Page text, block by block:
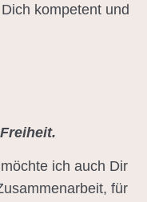
kompetent und
ich auch Dir
für